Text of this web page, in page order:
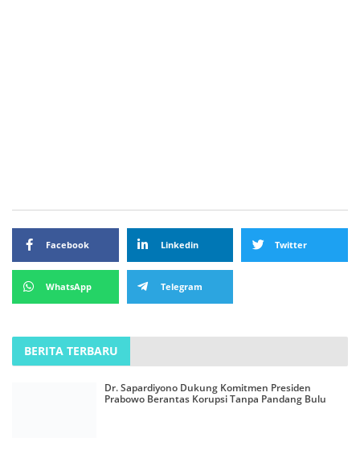
Facebook Linkedin Twitter
WhatsApp Telegram
BERITA TERBARU
Dr. Sapardiyono Dukung Komitmen Presiden
Prabowo Berantas Korupsi Tanpa Pandang Bulu